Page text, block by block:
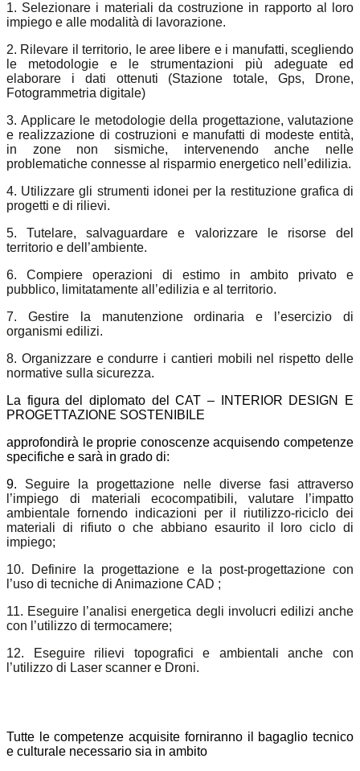
1. Selezionare i materiali da costruzione in rapporto al loro
impiego e alle modalità di lavorazione.
2. Rilevare il territorio, le aree libere e i manufatti, scegliendo
le metodologie e le strumentazioni più adeguate ed
elaborare i dati ottenuti (Stazione totale, Gps, Drone,
Fotogrammetria digitale)
3. Applicare le metodologie della progettazione, valutazione
e realizzazione di costruzioni e manufatti di modeste entità,
in zone non sismiche, intervenendo anche nelle
problematiche connesse al risparmio energetico nell’edilizia.
4. Utilizzare gli strumenti idonei per la restituzione grafica di
progetti e di rilievi.
5. Tutelare, salvaguardare e valorizzare le risorse del
territorio e dell’ambiente.
6. Compiere operazioni di estimo in ambito privato e
pubblico, limitatamente all’edilizia e al territorio.
7. Gestire la manutenzione ordinaria e l’esercizio di
organismi edilizi.
8. Organizzare e condurre i cantieri mobili nel rispetto delle
normative sulla sicurezza.
La figura del diplomato del CAT – INTERIOR DESIGN E
PROGETTAZIONE SOSTENIBILE
approfondirà le proprie conoscenze acquisendo competenze
specifiche e sarà in grado di:
9. Seguire la progettazione nelle diverse fasi attraverso
l’impiego di materiali ecocompatibili, valutare l’impatto
ambientale fornendo indicazioni per il riutilizzo-riciclo dei
materiali di rifiuto o che abbiano esaurito il loro ciclo di
impiego;
10. Definire la progettazione e la post-progettazione con
l’uso di tecniche di Animazione CAD ;
11. Eseguire l’analisi energetica degli involucri edilizi anche
con l’utilizzo di termocamere;
12. Eseguire rilievi topografici e ambientali anche con
l’utilizzo di Laser scanner e Droni.
Tutte le competenze acquisite forniranno il bagaglio tecnico
e culturale necessario sia in ambito